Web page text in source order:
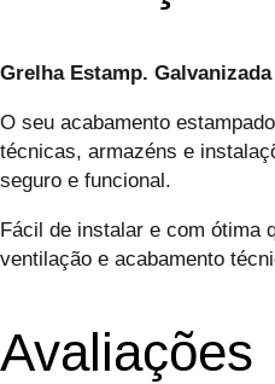
Grelha Estamp. Galvanizada
O seu acabamento
técnicas, armazéns e
seguro e funcional.
Fácil de instalar e com ótima
ventilação e acabamento
Avaliações